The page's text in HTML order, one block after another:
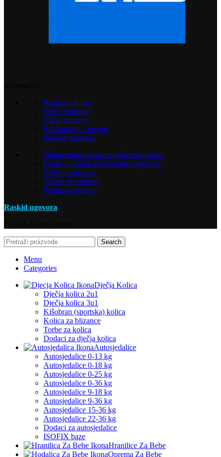
Kontaktiraj nas
Način plaćanja
Način dostave
Reklamacije i povrat
Internet trgovina
Odgovornost za materijalne nedostatke
Upute o načinu podnošenja prigovora
Uvjet poslovanja
Zaštita privatnosti
Politika kolačića
Raskid ugovora
Search
Menu
Categories
Dječja Kolica
Dječja kolica 2u1
Dječja kolica 3u1
Kišobran (sportska) kolica
Kolica za blizance
Torbe za kolica
Dodaci za dječja kolica
Autosjedalice
Autosjedalice 0-13 kg
Autosjedalice 0-18 kg
Autosjedalice 0-25 kg
Autosjedalice 0-36 kg
Autosjedalice 9-18 kg
Autosjedalice 9-36 kg
Autosjedalice 15-36 kg
Autosjedalice 22-36 kg
Dodaci za autosjedalice
ISOFIX baze
Hranilice Za Bebe
Oprema Za Bebe